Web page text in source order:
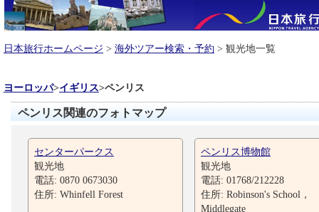
日本旅行ホームページ > 海外ツアー検索・予約 > 観光地一覧
ヨーロッパ>イギリス>ペンリス
ペンリス関連のフォトマップ
センターパークス
観光地
電話: 0870 0673030
住所: Whinfell Forest
ペンリス博物館
観光地
電話: 01768/212228
住所: Robinson's School，
Middlegate